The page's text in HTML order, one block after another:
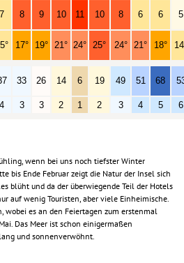
7 8 9 10 11 10 8 6 6 5
17° 19° 21° 24° 25° 24° 21° 18°
33 26 14 6 19 49 51 68
4 3 3 2 1 2 3 4 5 6
wenn bei uns noch tiefster Winter
bis Ende Februar zeigt die Natur der Insel sich
blüht und da der überwiegende Teil der Hotels
auf wenig Touristen, aber viele Einheimische.
wobei es an den Feiertagen zum erstenmal
Das Meer ist schon einigermaßen
und sonnenverwöhnt.